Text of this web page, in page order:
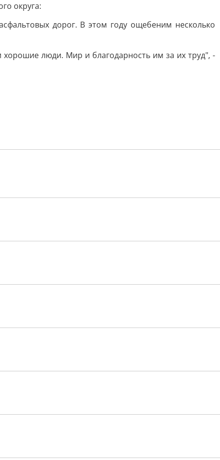
округа:
дорог. В этом году ощебеним несколько
хорошие люди. Мир и благодарность им за их труд", -